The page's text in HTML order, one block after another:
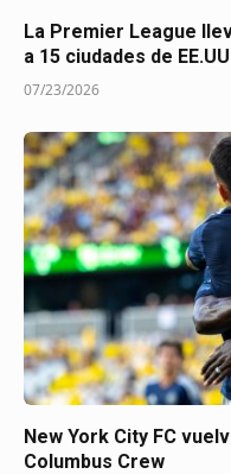
La Premier League
a 15 ciudades de
07/23/2026
New York City FC
Columbus Crew